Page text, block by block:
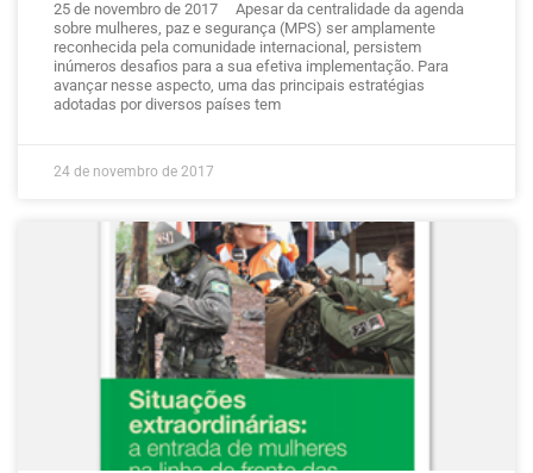
25 de novembro de 2017 Apesar da centralidade da agenda
sobre mulheres, paz e segurança (MPS) ser amplamente
reconhecida pela comunidade internacional, persistem
inúmeros desafios para a sua efetiva implementação. Para
avançar nesse aspecto, uma das principais estratégias
adotadas por diversos países tem
24 de novembro de 2017